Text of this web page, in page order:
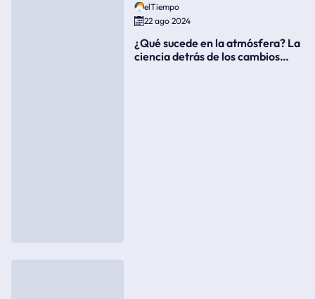
elTiempo
22 ago 2024
¿Qué sucede en la atmósfera? La
ciencia detrás de los cambios